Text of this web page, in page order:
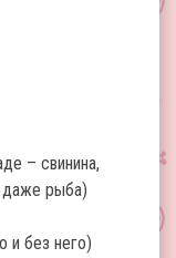
– свинина,
даже рыба)
и без него)